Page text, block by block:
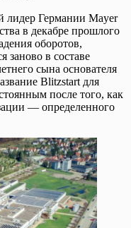
лидер Германии Mayer
в декабре прошлого
оборотов,
заново в составе
сына основателя
Blitzstart для
после того, как
— определенного